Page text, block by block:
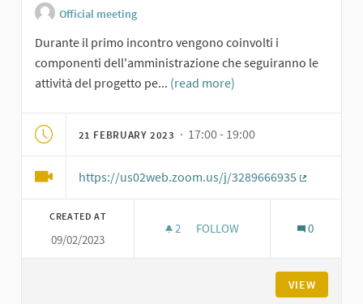
Official meeting
Durante il primo incontro vengono coinvolti i
componenti dell'amministrazione che seguiranno le
attività del progetto pe... (read more)
21 FEBRUARY 2023 · 17:00 - 19:00
https://us02web.zoom.us/j/3289666935
CREATED AT
09/02/2023
2 2 FOLLOWERS
FOLLOW 0
VIEW